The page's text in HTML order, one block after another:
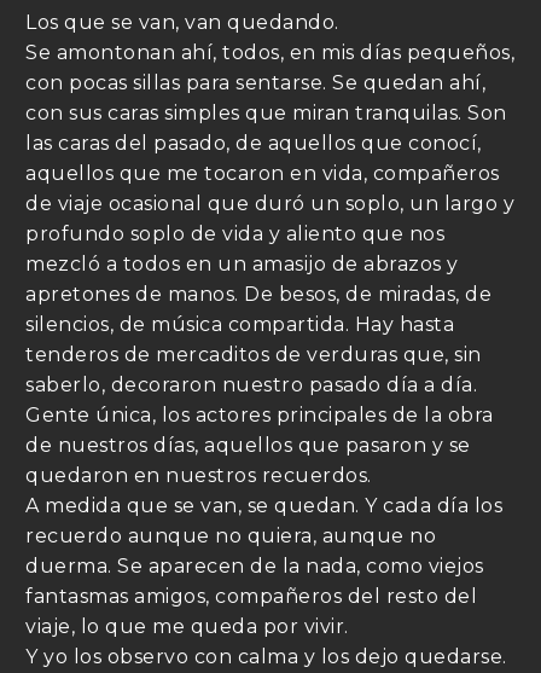
Los que se van, van quedando.
Se amontonan ahí, todos, en mis días pequeños,
con pocas sillas para sentarse. Se quedan ahí,
con sus caras simples que miran tranquilas. Son
las caras del pasado, de aquellos que conocí,
aquellos que me tocaron en vida, compañeros
de viaje ocasional que duró un soplo, un largo y
profundo soplo de vida y aliento que nos
mezcló a todos en un amasijo de abrazos y
apretones de manos. De besos, de miradas, de
silencios, de música compartida. Hay hasta
tenderos de mercaditos de verduras que, sin
saberlo, decoraron nuestro pasado día a día.
Gente única, los actores principales de la obra
de nuestros días, aquellos que pasaron y se
quedaron en nuestros recuerdos.
A medida que se van, se quedan. Y cada día los
recuerdo aunque no quiera, aunque no
duerma. Se aparecen de la nada, como viejos
fantasmas amigos, compañeros del resto del
viaje, lo que me queda por vivir.
Y yo los observo con calma y los dejo quedarse.